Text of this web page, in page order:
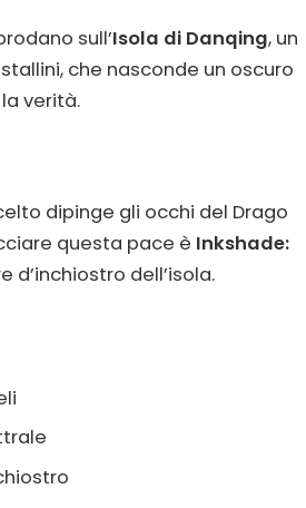
sull’Isola di Danqing, un
che nasconde un oscuro
verità.
dipinge gli occhi del Drago
questa pace è Inkshade:
d’inchiostro dell’isola.